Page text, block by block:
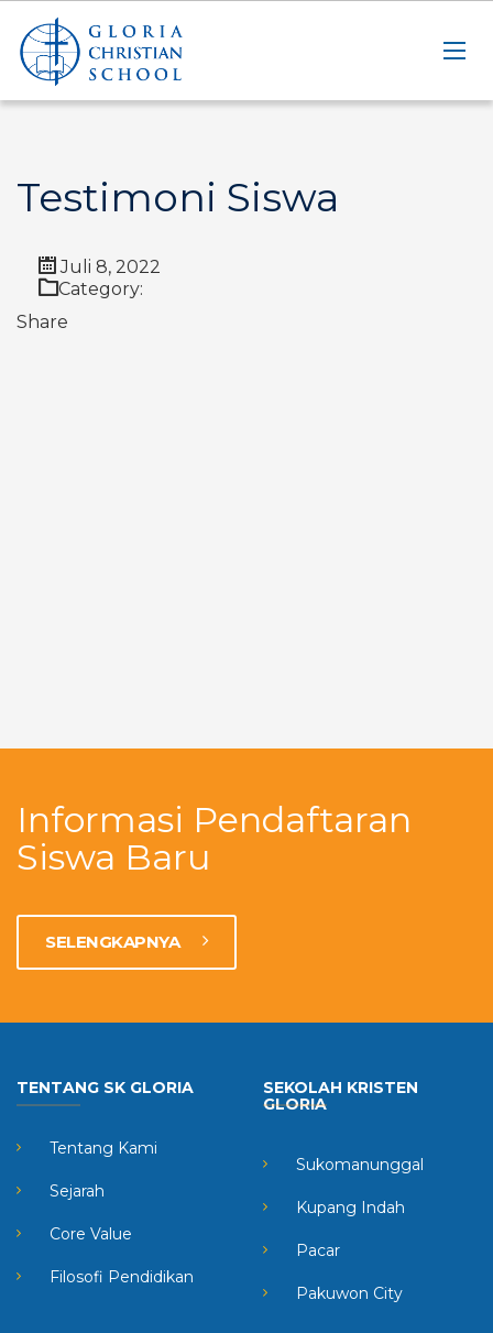
Testimoni Siswa
Juli 8, 2022
Category:
Share
Informasi Pendaftaran
Siswa Baru
SELENGKAPNYA
TENTANG SK GLORIA
Tentang Kami
Sejarah
Core Value
Filosofi Pendidikan
SEKOLAH KRISTEN
GLORIA
Sukomanunggal
Kupang Indah
Pacar
Pakuwon City